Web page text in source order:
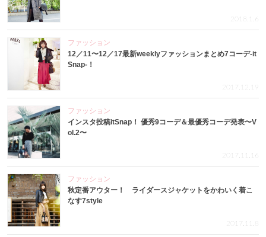
2018.1.6
ファッション
12／11〜12／17最新weeklyファッションまとめ7コーデ-it
Snap-！
2017.12.19
ファッション
インスタ投稿itSnap！ 優秀9コーデ＆最優秀コーデ発表〜V
ol.2〜
2017.11.16
ファッション
秋定番アウター！ ライダースジャケットをかわいく着こ
なす7style
2017.11.8